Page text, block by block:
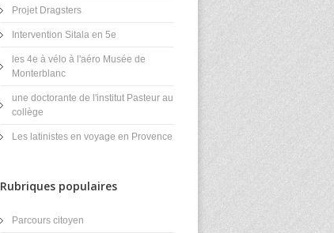
Projet Dragsters
Intervention Sitala en 5e
les 4e à vélo à l'aéro Musée de
Monterblanc
une doctorante de l'institut Pasteur au
collège
Les latinistes en voyage en Provence
Rubriques populaires
Parcours citoyen